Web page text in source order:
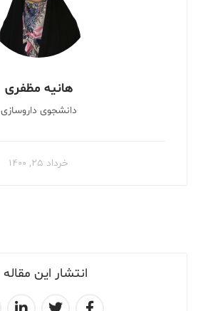
انتشار این مقاله
هانیه مظفری
دانشجوی داروسازی
خرداد ۲۵, ۱۴۰۰